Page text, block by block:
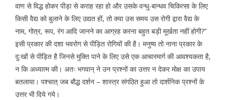
वाण से विद्ध होकर पीड़ा से कराह रहा हो और उसके वन्धु-बान्धव चिकित्सा के लिए
किसी वैद्य को बुलाने के लिए उद्यत हों, तो क्या उस समय उस रोगी द्वारा वैद्य के
नाम, गोत्र, रूप, रंग आदि जानने का आग्रह करना बहुत बड़ी मूर्खता नहीं होगी?”
इसी प्रकार की दशा भवरोग से पीड़ित रोगियों की है। मनुष्य तो नाना प्रकार के
दुःखों से पीड़ित है जिनसे मुक्ति पाने के लिए उसे एक आचारमार्ग की आवश्यकता है,
न कि अध्यात्म की। अतः भगवान् ने उन प्रश्नों का उत्तर न देकर मोक्ष का उपाय
बतलाया। पश्चात् जब बौद्ध दर्शन – शास्त्र संगठित हुआ तो दार्शनिक प्रश्नों के
उत्तर भी दिये गये।